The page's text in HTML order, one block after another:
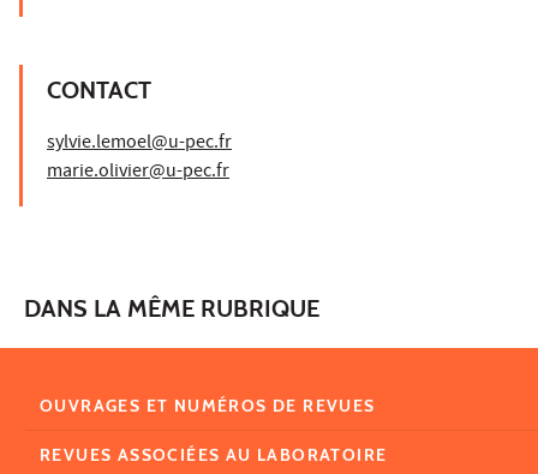
CONTACT
sylvie.lemoel@u-pec.fr
marie.olivier@u-pec.fr
DANS LA MÊME RUBRIQUE
OUVRAGES ET NUMÉROS DE REVUES
REVUES ASSOCIÉES AU LABORATOIRE